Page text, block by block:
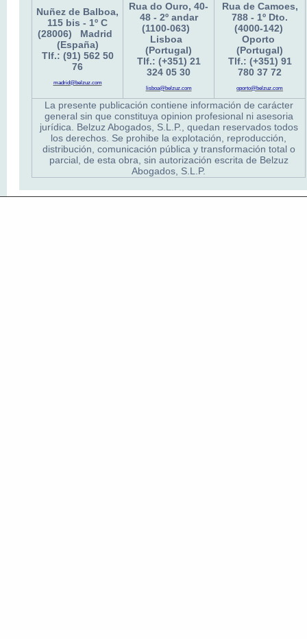
Nuñez de Balboa,
115 bis - 1º C
(28006) Madrid
(España)
Tlf.: (91) 562 50
76
madrid@belzuz.com
Rua do Ouro, 40-
48 - 2º andar
(1100-063)
Lisboa
(Portugal)
Tlf.: (+351) 21
324 05 30
lisboa@belzuz.com
Rua de Camoes,
788 - 1º Dto.
(4000-142)
Oporto
(Portugal)
Tlf.: (+351) 91
780 37 72
oporto@belzuz.com
La presente publicación contiene información de carácter
general sin que constituya opinion profesional ni asesoria
jurídica. Belzuz Abogados, S.L.P., quedan reservados todos
los derechos. Se prohibe la explotación, reproducción,
distribución, comunicación pública y transformación total o
parcial, de esta obra, sin autorización escrita de Belzuz
Abogados, S.L.P.